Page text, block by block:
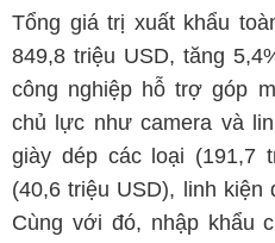
Tổng giá trị xuất khẩu
849,8 triệu USD, tăng
công nghiệp hỗ trợ góp
chủ lực như camera và
giày dép các loại (191,7
(40,6 triệu USD), linh kiện
Cùng với đó, nhập khẩu